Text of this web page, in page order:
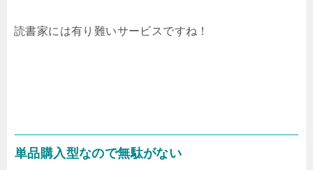
読書家には有り難いサービスですね！
単品購入型なので無駄がない